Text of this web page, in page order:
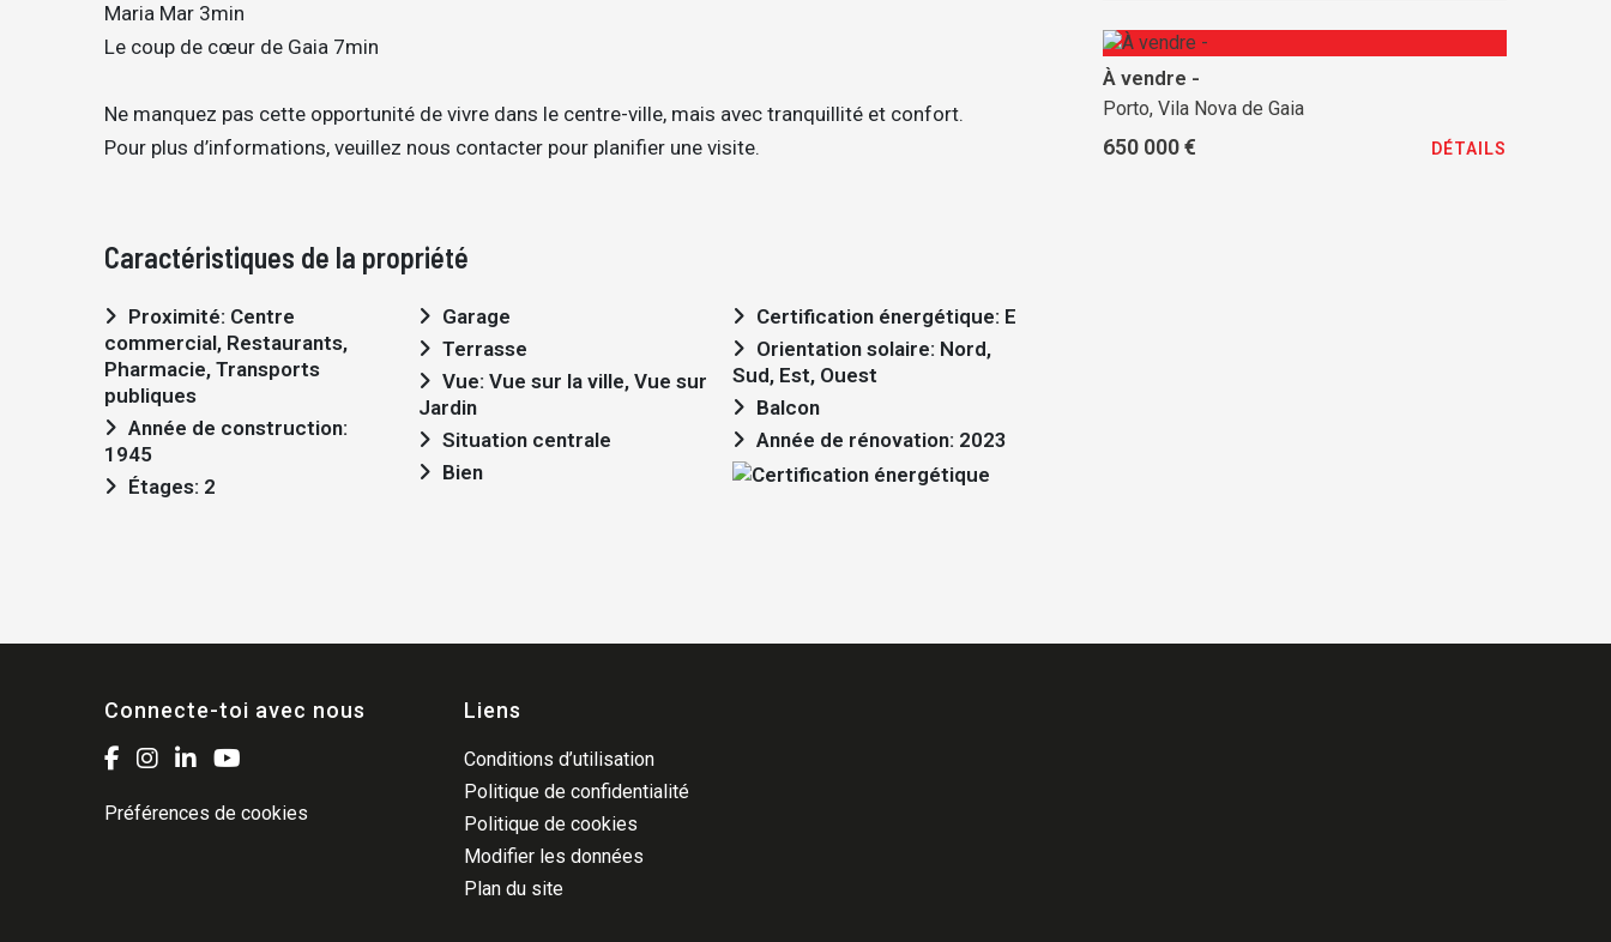
Maria Mar 3min
Le coup de cœur de Gaia 7min
Ne manquez pas cette opportunité de vivre dans le centre-ville, mais avec tranquillité et confort.
Pour plus d’informations, veuillez nous contacter pour planifier une visite.
Caractéristiques de la propriété
commercial, Restaurants,
Pharmacie, Transports
publiques
1945
Étages: 2
Garage
Terrasse
Jardin
Situation centrale
Bien
Certification énergétique: E
Sud, Est, Ouest
Balcon
Année de rénovation: 2023
À vendre -
Porto, Vila Nova de Gaia
650 000 € DÉTAILS
Connecte-toi avec nous
Préférences de cookies
Liens
Conditions d’utilisation
Politique de confidentialité
Politique de cookies
Modifier les données
Plan du site